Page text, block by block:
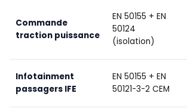
Commande
traction puissance
EN 50155 + EN
50124
(isolation)
Infotainment
passagers IFE
EN 50155 + EN
50121-3-2 CEM